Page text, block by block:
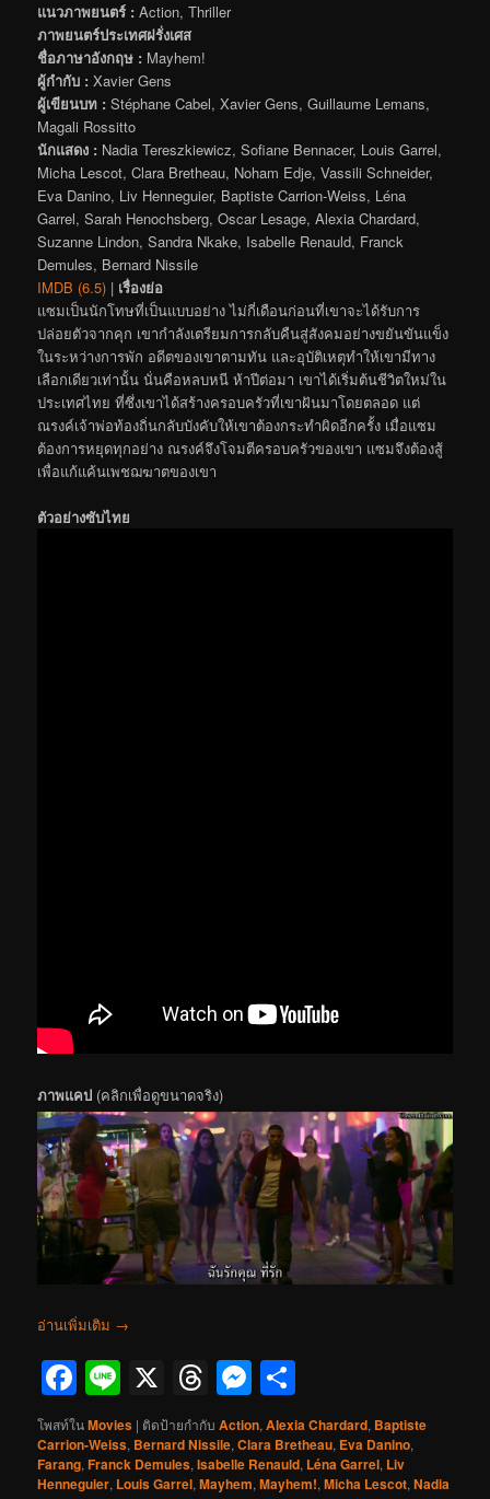
แนวภาพยนตร์ : Action, Thriller
ภาพยนตร์ประเทศฝรั่งเศส
ชื่อภาษาอังกฤษ : Mayhem!
ผู้กำกับ : Xavier Gens
ผู้เขียนบท : Stéphane Cabel, Xavier Gens, Guillaume Lemans,
Magali Rossitto
นักแสดง : Nadia Tereszkiewicz, Sofiane Bennacer, Louis Garrel,
Micha Lescot, Clara Bretheau, Noham Edje, Vassili Schneider,
Eva Danino, Liv Henneguier, Baptiste Carrion-Weiss, Léna
Garrel, Sarah Henochsberg, Oscar Lesage, Alexia Chardard,
Suzanne Lindon, Sandra Nkake, Isabelle Renauld, Franck
Demules, Bernard Nissile
IMDB (6.5) | เรื่องย่อ
แซมเป็นนักโทษที่เป็นแบบอย่าง ไม่กี่เดือนก่อนที่เขาจะได้รับการ
ปล่อยตัวจากคุก เขากำลังเตรียมการกลับคืนสู่สังคมอย่างขยันขันแข็ง
ในระหว่างการพัก อดีตของเขาตามทัน และอุบัติเหตุทำให้เขามีทาง
เลือกเดียวเท่านั้น นั่นคือหลบหนี ห้าปีต่อมา เขาได้เริ่มต้นชีวิตใหม่ใน
ประเทศไทย ที่ซึ่งเขาได้สร้างครอบครัวที่เขาฝันมาโดยตลอด แต่
ณรงค์เจ้าพ่อท้องถิ่นกลับบังคับให้เขาต้องกระทำผิดอีกครั้ง เมื่อแซม
ต้องการหยุดทุกอย่าง ณรงค์จึงโจมตีครอบครัวของเขา แซมจึงต้องสู้
เพื่อแก้แค้นเพชฌฆาตของเขา
ตัวอย่างซับไทย
ภาพแคป (คลิกเพื่อดูขนาดจริง)
อ่านเพิ่มเติม →
Facebook
Line
X Threads
Messenger
โพสท์ในMovies | ติดป้ายกำกับ Action,Alexia Chardard, Baptiste
Carrion-Weiss, Bernard Nissile,Clara Bretheau, Eva Danino,
Farang,Franck Demules,Isabelle Renauld, Léna Garrel, Liv
Henneguier, Louis Garrel,Mayhem,Mayhem!,Micha Lescot,Nadia